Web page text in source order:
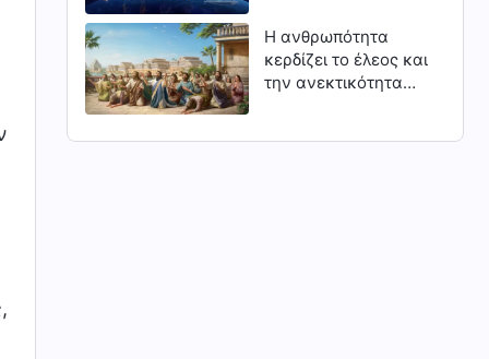
ζωής και θανάτου
των διαφόρων
ανθρώπων της
πίστης
Η ανθρωπότητα
κερδίζει το έλεος και
την ανεκτικότητα